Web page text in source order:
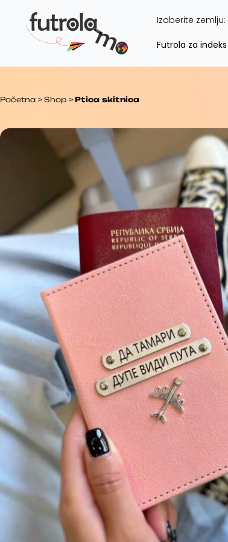
sadržaj
Izaberite zemlju:
Futrola za indeks
Početna >Shop >Ptica skitnica